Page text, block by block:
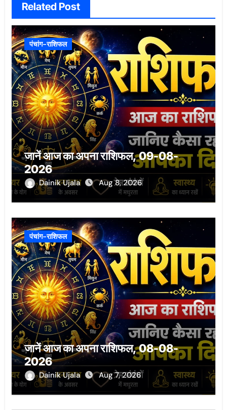
Related Post
पंचांग-राशिफल
जानें आज का अपना राशिफल, 09-08-
2026
Dainik Ujala Aug 8, 2026
पंचांग-राशिफल
जानें आज का अपना राशिफल, 08-08-
2026
Dainik Ujala Aug 7, 2026